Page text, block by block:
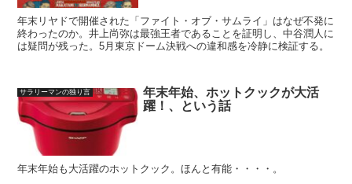
年末リヤドで開催された「ファイト・オブ・サムライ」はなぜ不発に
終わったのか。井上尚弥は最強王者であることを証明し、中谷潤人に
は疑問が残った。5月東京ドーム決戦への違和感を冷静に検証する。
サラリーマンの独り言
年末年始、ホットクックが大活
躍！、という話
年末年始も大活躍のホットクック。ほんと有能・・・・。